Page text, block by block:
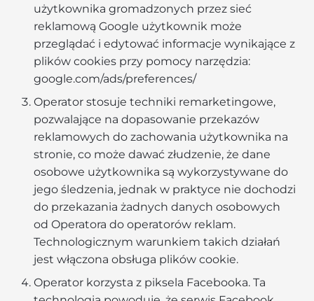
użytkownika gromadzonych przez sieć
reklamową Google użytkownik może
przeglądać i edytować informacje wynikające z
plików cookies przy pomocy narzędzia:
google.com/ads/preferences/
Operator stosuje techniki remarketingowe,
pozwalające na dopasowanie przekazów
reklamowych do zachowania użytkownika na
stronie, co może dawać złudzenie, że dane
osobowe użytkownika są wykorzystywane do
jego śledzenia, jednak w praktyce nie dochodzi
do przekazania żadnych danych osobowych
od Operatora do operatorów reklam.
Technologicznym warunkiem takich działań
jest włączona obsługa plików cookie.
Operator korzysta z piksela Facebooka. Ta